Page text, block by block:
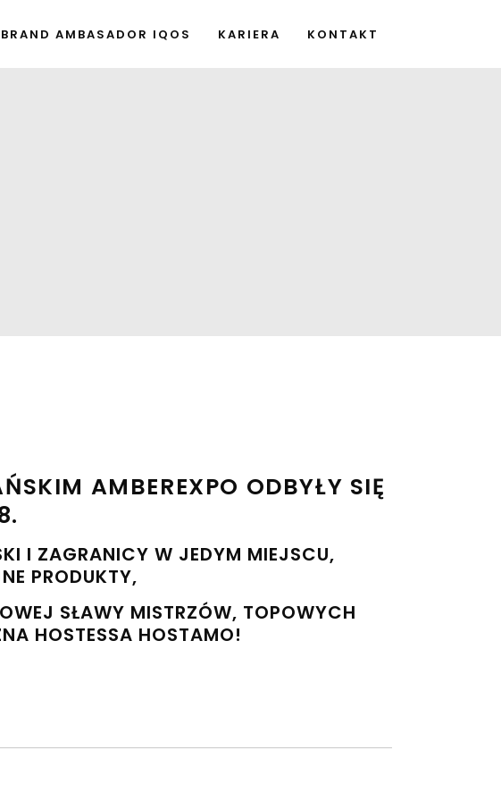
BRAND AMBASADOR IQOS KARIERA KONTAKT
AMBEREXPO ODBYŁY SIĘ
I ZAGRANICY W JEDYM MIEJSCU,
PRODUKTY,
SŁAWY MISTRZÓW, TOPOWYCH
HOSTESSA HOSTAMO!